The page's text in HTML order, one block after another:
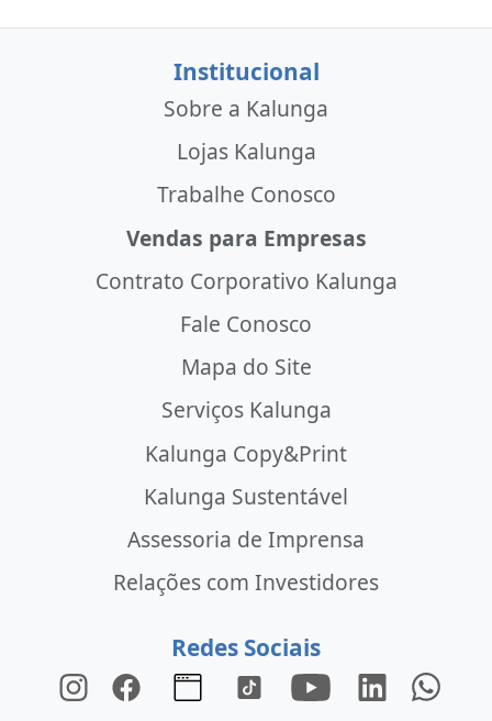
Institucional
Sobre a Kalunga
Lojas Kalunga
Trabalhe Conosco
Vendas para Empresas
Contrato Corporativo Kalunga
Fale Conosco
Mapa do Site
Serviços Kalunga
Kalunga Copy&Print
Kalunga Sustentável
Assessoria de Imprensa
Relações com Investidores
Redes Sociais